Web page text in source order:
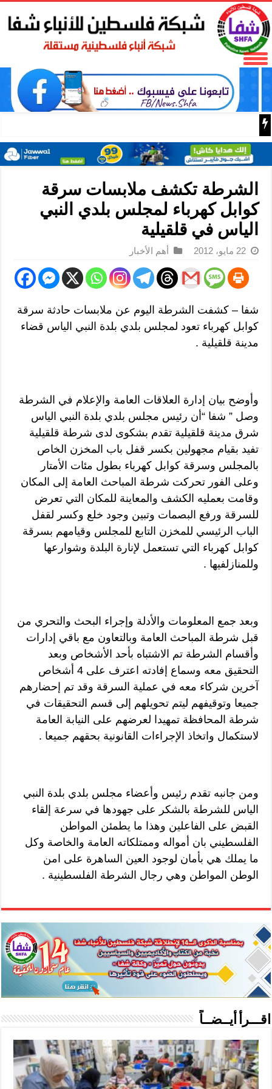
بدعم مغربي: مدرسة صيفية في القدس تمزج الحرف
الشرطة تكشف ملابسات سرقة
كوابل كهرباء لمجلس بلدي النبي
الياس في قلقيلية
22 مايو، 2012 أهم الأخبار
شفا – كشفت الشرطة اليوم عن ملابسات حادثة سرقة
كوابل كهرباء تعود لمجلس بلدي بلدة النبي الياس قضاء
مدينة قلقيلية .
وأوضح بيان إدارة العلاقات العامة والإعلام في الشرطة
وصل ” شفا “أن رئيس مجلس بلدي بلدة النبي الياس
شرق مدينة قلقيلية تقدم بشكوى لدى شرطة قلقيلية
تفيد بقيام مجهولين بكسر قفل باب المخزن الخاص
بالمجلس وسرقة كوابل كهرباء بطول مئات الأمتار
وعلى الفور تحركت شرطة المباحث العامة إلى المكان
وقامت بعمليه الكشف والمعاينة للمكان التي تعرض
للسرقة ورفع البصمات وتبين وجود خلع وكسر لقفل
الباب الرئيسي للمخزن التابع للمجلس وقيامهم بسرقة
كوابل كهرباء التي تستعمل لإنارة البلدة وشوارعها
وللمنازلفيها .
وبعد جمع المعلومات والأدلة وإجراء البحث والتحري من
قبل شرطة المباحث العامة وبالتعاون مع باقي إدارات
وأقسام الشرطة تم الاشتباه بأحد الأشخاص وبعد
التحقيق معه وسماع إفادته اعترف على 4 أشخاص
آخرين شركاء معه في عملية السرقة وقد تم إحضارهم
جميعا وتوقيفهم ليتم تحويلهم إلى قسم التحقيقات في
شرطة المحافظة تمهيدا لعرضهم على النيابة العامة
لاستكمال واتخاذ الإجراءات القانونية بحقهم جميعا .
ومن جانبه تقدم رئيس وأعضاء مجلس بلدي بلدة النبي
الياس للشرطة بالشكر على جهودها في سرعة إلقاء
القبض على الفاعلين وهذا ما يطمئن المواطن
الفلسطيني بان أمواله وممتلكاته العامة والخاصة وكل
ما يملك هي بأمان لوجود العين الساهرة على امن
الوطن المواطن وهي رجال الشرطة الفلسطينية .
اقـــرأ أيــضــاً